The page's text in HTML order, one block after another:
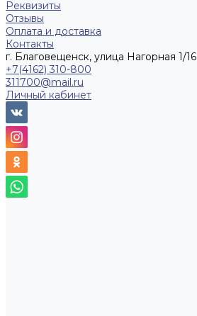
Реквизиты
Отзывы
Оплата и доставка
Контакты
г. Благовещенск, улица Нагорная 1/16
+7(4162) 310-800
311700@mail.ru
Личный кабинет